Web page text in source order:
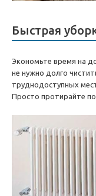
Быстрая
Экономьте время на
не нужно долго
труднодоступных
Просто протирайте